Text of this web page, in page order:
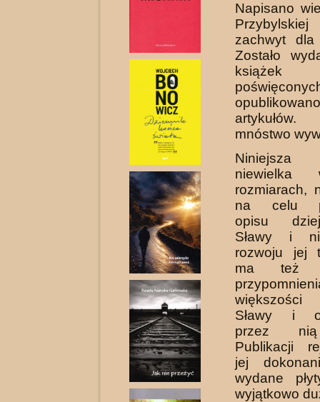
Napisano
zachwyt
Zostało
mnóstwo
niewielka
rozmiarach,
na celu
opisu
Sławy i
rozwoju jej
ma też
większości
Sławy i
przez
Publikacji
jej
wydane
wyjątkowo